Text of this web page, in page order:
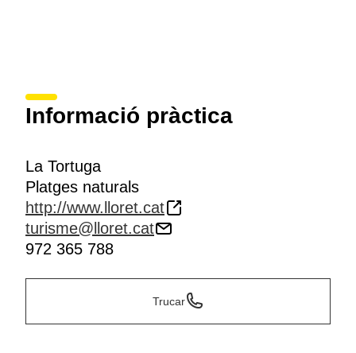
Informació pràctica
La Tortuga
Platges naturals
http://www.lloret.cat
turisme@lloret.cat
972 365 788
Trucar